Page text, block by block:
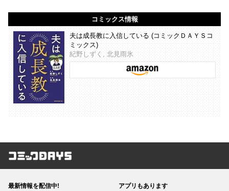
コミックス情報
夫は成長教に入信している (コミックＤＡＹＳコ
ミックス)
紀野しずく, 北見雨氷
コミックDAYS
最新情報を配信中! アプリもあります